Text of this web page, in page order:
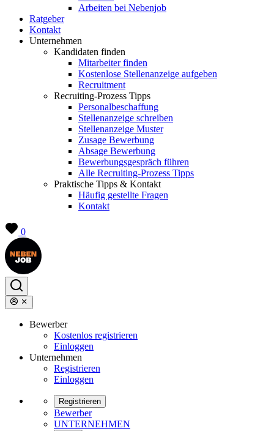
Arbeiten bei Nebenjob
Ratgeber
Kontakt
Unternehmen
Kandidaten finden
Mitarbeiter finden
Kostenlose Stellenanzeige aufgeben
Recruitment
Recruiting-Prozess Tipps
Personalbeschaffung
Stellenanzeige schreiben
Stellenanzeige Muster
Zusage Bewerbung
Absage Bewerbung
Bewerbungsgespräch führen
Alle Recruiting-Prozess Tipps
Praktische Tipps & Kontakt
Häufig gestellte Fragen
Kontakt
0
Bewerber
Kostenlos registrieren
Einloggen
Unternehmen
Registrieren
Einloggen
Registrieren
Bewerber
UNTERNEHMEN